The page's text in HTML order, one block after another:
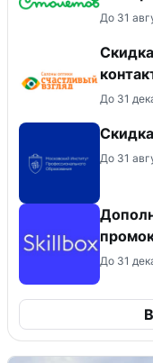
До 31
До 31
До 31
До 31